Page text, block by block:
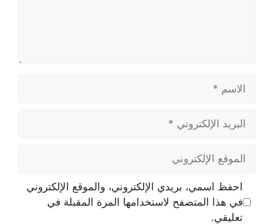
الإلكتروني
الإلكتروني
احفظ اسمي، بريدي الإلكتروني، والموقع الإلكتروني
في هذا المتصفح لاستخدامها المرة المقبلة في
تعليقي.